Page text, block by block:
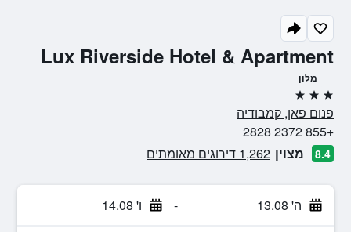
Lux Riverside Hotel & Apartment
מלון
3 כוכבים
פנום פאן, קמבודיה
+855 2372 2828
8.4 מצוין 1,262 דירוגים מאומתים
ה' 13.08 - ו' 14.08